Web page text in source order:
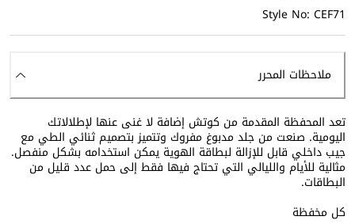
Style No: CEF71
ملاحظات المحرر
تعد المحفظة المقدمة من كوتش إضافة لا غنى عنها لإطلالاتك
اليومية. صنعت من جلد مدبوغ مفروك وتتميز بتصميم ثنائي الطي مع
جيب داخلي قابل للإزالة لبطاقة الهوية يمكن استخدامه بشكل منفصل.
مثالية للأيام والليالي التي تحتاج فيها فقط إلى حمل عدد قليل من
البطاقات.
كل مخفظة